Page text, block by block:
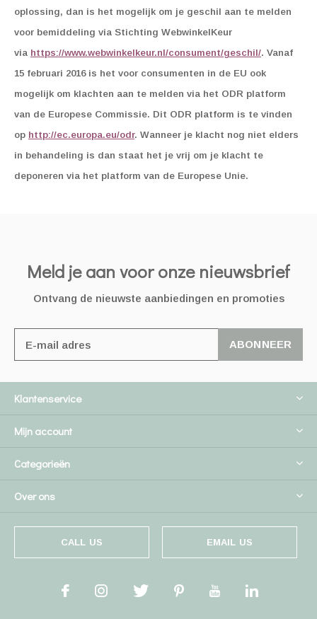
oplossing, dan is het mogelijk om je geschil aan te melden
voor bemiddeling via Stichting WebwinkelKeur
via https://www.webwinkelkeur.nl/consument/geschil/. Vanaf
15 februari 2016 is het voor consumenten in de EU ook
mogelijk om klachten aan te melden via het ODR platform
van de Europese Commissie. Dit ODR platform is te vinden
op http://ec.europa.eu/odr. Wanneer je klacht nog niet elders
in behandeling is dan staat het je vrij om je klacht te
deponeren via het platform van de Europese Unie.
Meld je aan voor onze nieuwsbrief
Ontvang de nieuwste aanbiedingen en promoties
ABONNEER
Klantenservice
Mijn account
Categorieën
Over ons
CALL US EMAIL US